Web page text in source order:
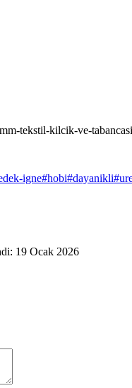
tekstil-kilcik-ve-
igne#hobi#dayanikli#
19 Ocak 2026